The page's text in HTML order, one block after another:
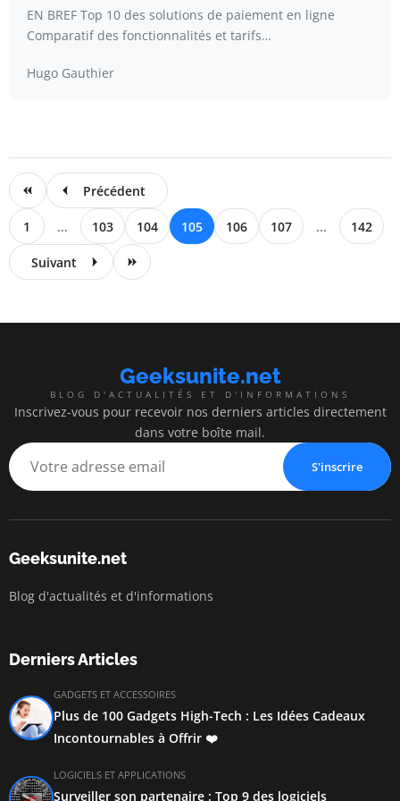
EN BREF Top 10 des solutions de paiement en ligne
Comparatif des fonctionnalités et tarifs…
Hugo Gauthier
Précédent
1 ... 103 104 105 106 107 ... 142
Suivant
Geeksunite.net
BLOG D'ACTUALITÉS ET D'INFORMATIONS
Inscrivez-vous pour recevoir nos derniers articles directement
dans votre boîte mail.
S'inscrire
Geeksunite.net
Blog d'actualités et d'informations
Derniers Articles
GADGETS ET ACCESSOIRES
Plus de 100 Gadgets High-Tech : Les Idées Cadeaux
Incontournables à Offrir ❤️
LOGICIELS ET APPLICATIONS
Surveiller son partenaire : Top 9 des logiciels